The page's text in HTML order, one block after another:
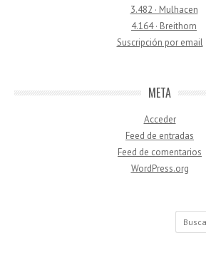
3.482 · Mulhacen
4.164 · Breithorn
Suscripción por email
META
Acceder
Feed de entradas
Feed de comentarios
WordPress.org
Buscar